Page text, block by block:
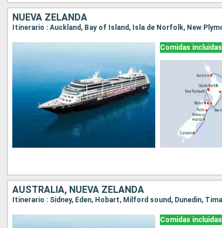
NUEVA ZELANDA
Comidas incluidas
AUSTRALIA, NUEVA ZELANDA
Comidas incluidas